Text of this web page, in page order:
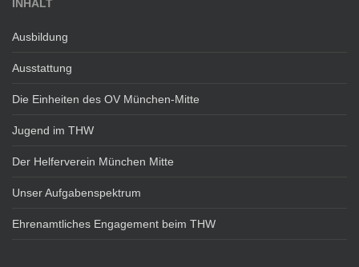
INHALT
Ausbildung
Ausstattung
Die Einheiten des OV München-Mitte
Jugend im THW
Der Helferverein München Mitte
Unser Aufgabenspektrum
Ehrenamtliches Engagement beim THW